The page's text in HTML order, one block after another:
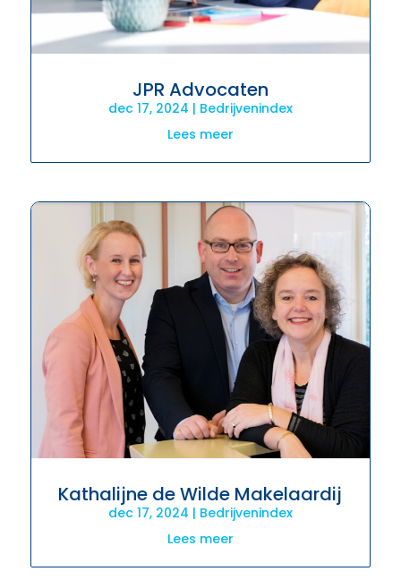
JPR Advocaten
dec 17, 2024 | Bedrijvenindex
Lees meer
Kathalijne de Wilde Makelaardij
dec 17, 2024 | Bedrijvenindex
Lees meer